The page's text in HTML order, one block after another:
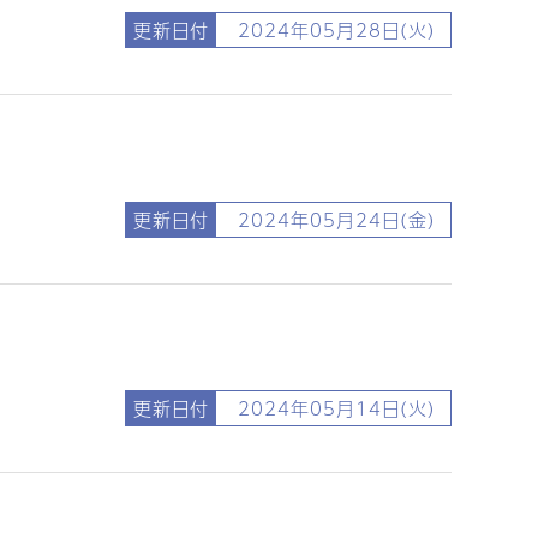
更新日付 2024年05月28日(火)
更新日付 2024年05月24日(金)
更新日付 2024年05月14日(火)